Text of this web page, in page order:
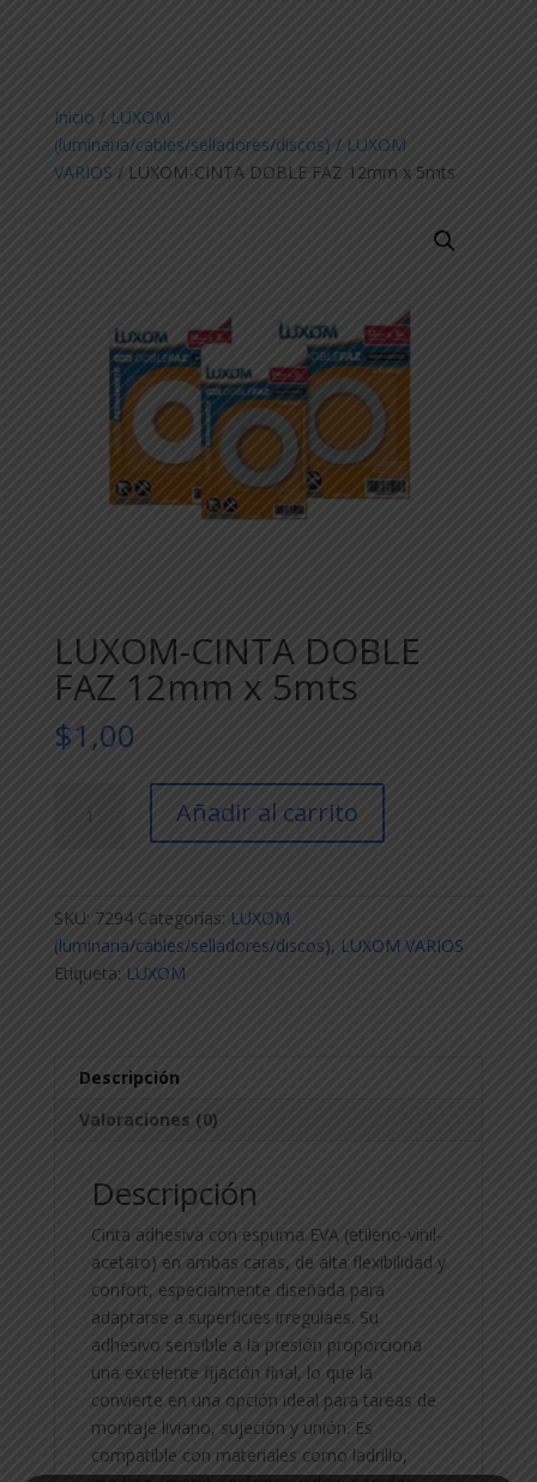
Inicio / LUXOM
(luminaria/cables/selladores/discos) / LUXOM
VARIOS / LUXOM-CINTA DOBLE FAZ 12mm x 5mts
LUXOM-CINTA DOBLE
FAZ 12mm x 5mts
$1,00
CINTA
5mts
cantidad
Añadir al carrito
SKU: 7294 Categorías: LUXOM
(luminaria/cables/selladores/discos), LUXOM VARIOS
Etiqueta: LUXOM
Descripción
Valoraciones (0)
Descripción
Cinta adhesiva con espuma EVA (etileno-vinil-
acetato) en ambas caras, de alta flexibilidad y
confort, especialmente diseñada para
adaptarse a superficies irregulaes. Su
adhesivo sensible a la presión proporciona
una excelente fijación final, lo que la
convierte en una opción ideal para tareas de
montaje liviano, sujeción y unión. Es
compatible con materiales como ladrillo,